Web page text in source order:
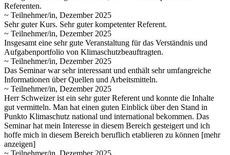
Referenten.
~ Teilnehmer/in, Dezember 2025
Sehr guter Kurs. Sehr guter kompetenter Referent.
~ Teilnehmer/in, Dezember 2025
Insgesamt eine sehr gute Veranstaltung für das Verständnis und
Aufgabenportfolio von Klimaschutzbeauftragten.
~ Teilnehmer/in, Dezember 2025
Das Seminar war sehr interessant und enthält sehr umfangreiche
Informationen über Quellen und Arbeitsmitteln.
~ Teilnehmer/in, Dezember 2025
Herr Schweizer ist ein sehr guter Referent und konnte die Inhalte
gut vermitteln. Man hat einen guten Einblick über den Stand in
Punkto Klimaschutz national und international bekommen. Das
Seminar hat mein Interesse in diesem Bereich gesteigert und ich
hoffe mich in diesem Bereich beruflich etablieren zu können [mehr
anzeigen]